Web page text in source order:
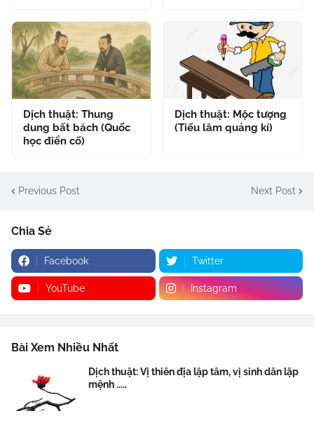
Dịch thuật: Thung
dung bất bách (Quốc
học điển cố)
Dịch thuật: Mộc tượng
(Tiếu lâm quảng kí)
Previous Post Next Post
Chia Sẻ
Facebook Twitter
YouTube Instagram
Bài Xem Nhiều Nhất
Dịch thuật: Vị thiên địa lập tâm, vị sinh dân lập
mệnh .....